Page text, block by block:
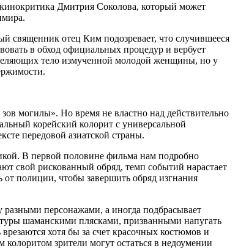
кинокритика Дмитрия Соколова, который может
священник отец Ким подозревает, что случившееся
в обход официальных процедур и вербует
тело измученной молодой женщины, но у
могилы». Но время не властно над действительно
корейский колорит с универсальной
передовой азиатской страны.
В первой половине фильма нам подробно
свой рискованный обряд, темп событий нарастает
от полиции, чтобы завершить обряд изгнания
персонажами, а иногда подбрасывает
шаманскими плясками, призванными напугать
хотя бы за счет красочных костюмов и
зрители могут остаться в недоумении